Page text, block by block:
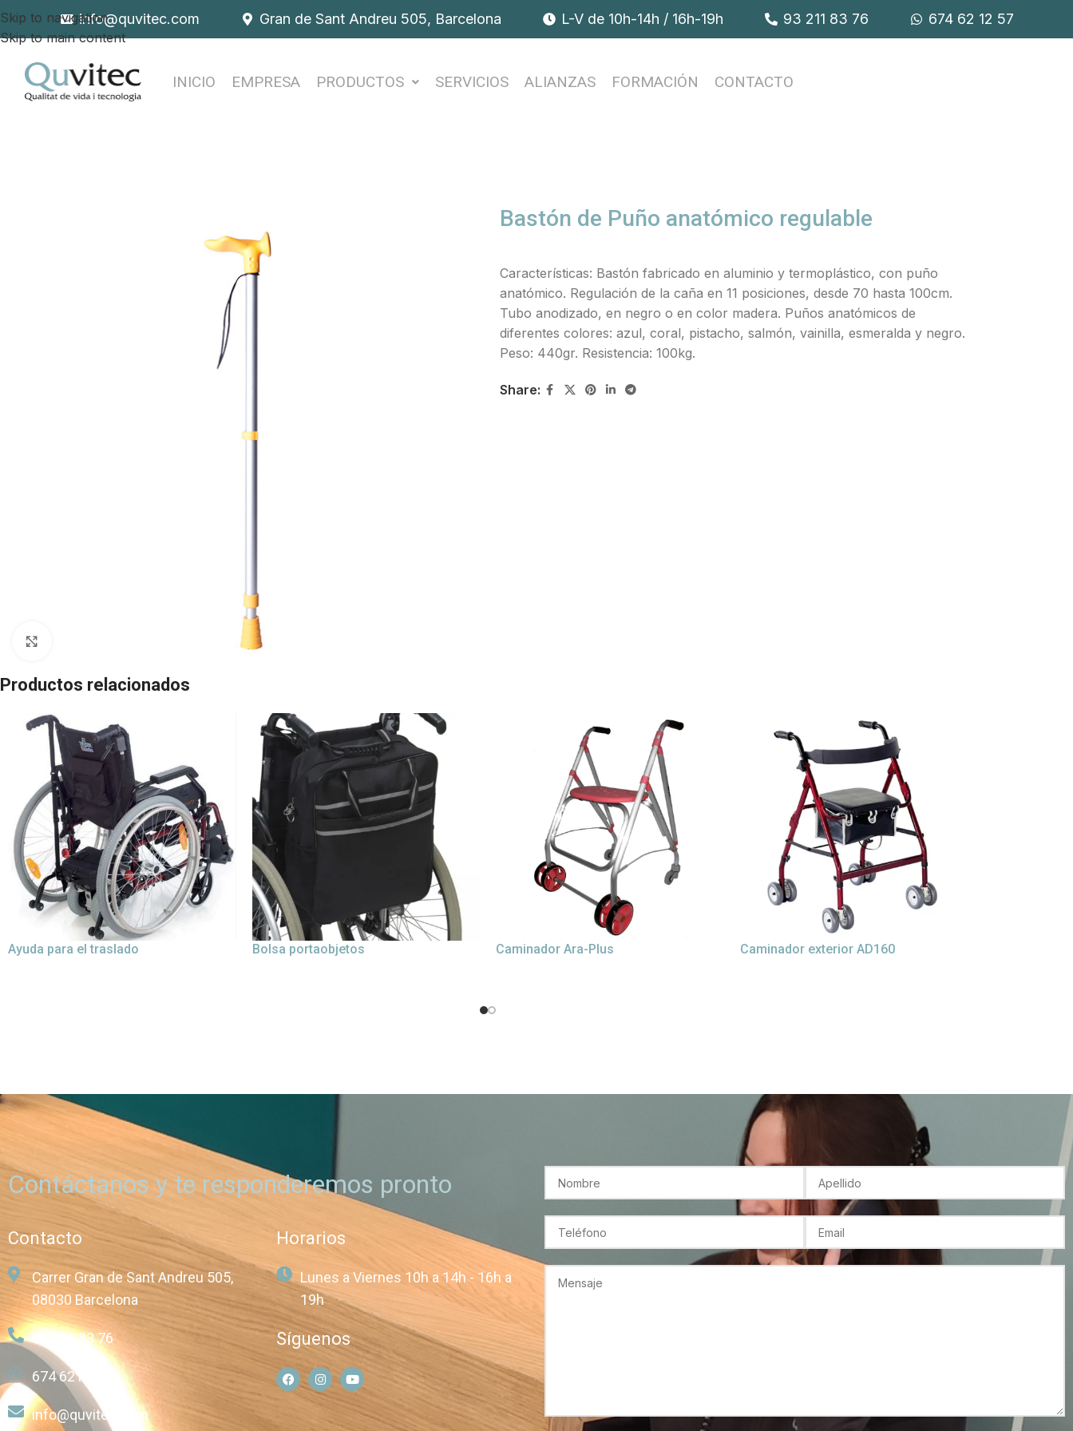
Skip to navigation
Skip to main content
info@quvitec.com Gran de Sant Andreu 505, Barcelona L-V de 10h-14h / 16h-19h 93 211 83 76 674 62 12 57
INICIO EMPRESA PRODUCTOS SERVICIOS ALIANZAS FORMACIÓN CONTACTO
Bastón de Puño anatómico regulable
Características: Bastón fabricado en aluminio y termoplástico, con puño
anatómico. Regulación de la caña en 11 posiciones, desde 70 hasta 100cm.
Tubo anodizado, en negro o en color madera. Puños anatómicos de
diferentes colores: azul, coral, pistacho, salmón, vainilla, esmeralda y negro.
Peso: 440gr. Resistencia: 100kg.
Share:
Productos relacionados
Ayuda para el traslado Bolsa portaobjetos Caminador Ara-Plus Caminador exterior AD160
Contáctanos y te responderemos pronto
Contacto
Carrer Gran de Sant Andreu 505,
08030 Barcelona
93 211 83 76
674 621 257
info@quvitec.com
Horarios
Lunes a Viernes 10h a 14h - 16h a
19h
Síguenos